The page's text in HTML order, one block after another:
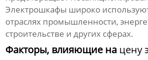
Электрошкафы широко
отраслях промышленности,
строительстве и других сферах.
Факторы, влияющие на цену